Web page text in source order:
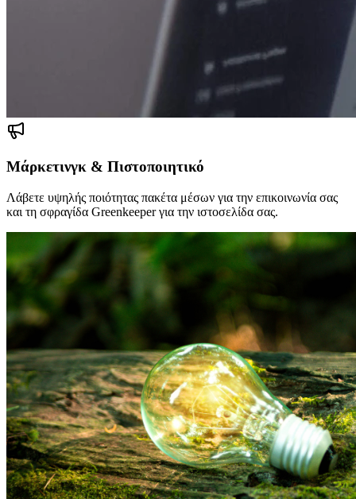
Μάρκετινγκ & Πιστοποιητικό
Λάβετε υψηλής ποιότητας πακέτα μέσων για την επικοινωνία σας
και τη σφραγίδα Greenkeeper για την ιστοσελίδα σας.